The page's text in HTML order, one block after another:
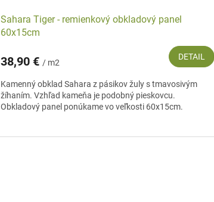
Sahara Tiger - remienkový obkladový panel
60x15cm
38,90 €/ m2
DETAIL
Kamenný obklad Sahara z pásikov žuly s tmavosivým
žíhaním. Vzhľad kameňa je podobný pieskovcu.
Obkladový panel ponúkame vo veľkosti 60x15cm.